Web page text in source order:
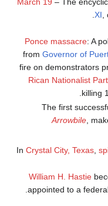
XI
Ponce massacre: A
fromGovernor of
fire on demonstrators
Rican Nationalist
killing
The first
Arrowbile ,
InCrystal City, Texas ,
William H. Hastie
appointed to a